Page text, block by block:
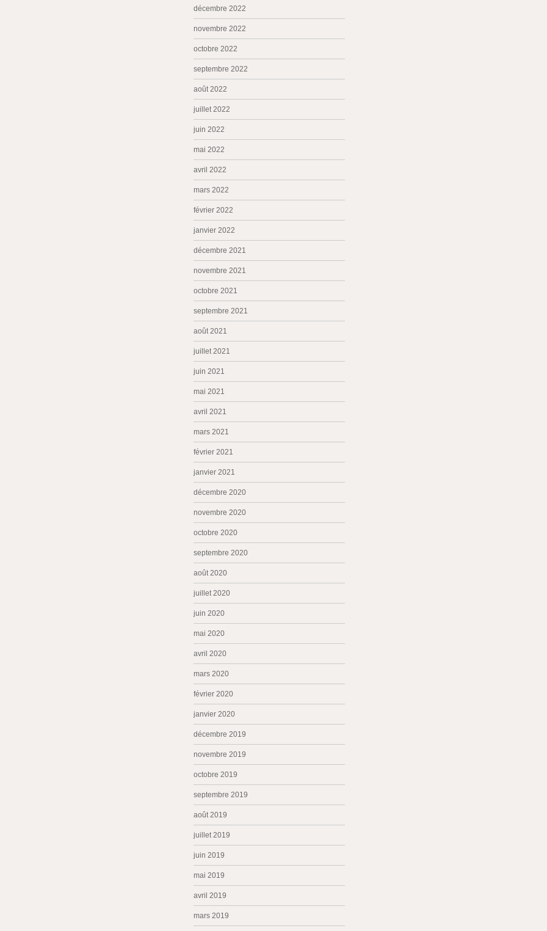
décembre 2022
novembre 2022
octobre 2022
septembre 2022
août 2022
juillet 2022
juin 2022
mai 2022
avril 2022
mars 2022
février 2022
janvier 2022
décembre 2021
novembre 2021
octobre 2021
septembre 2021
août 2021
juillet 2021
juin 2021
mai 2021
avril 2021
mars 2021
février 2021
janvier 2021
décembre 2020
novembre 2020
octobre 2020
septembre 2020
août 2020
juillet 2020
juin 2020
mai 2020
avril 2020
mars 2020
février 2020
janvier 2020
décembre 2019
novembre 2019
octobre 2019
septembre 2019
août 2019
juillet 2019
juin 2019
mai 2019
avril 2019
mars 2019